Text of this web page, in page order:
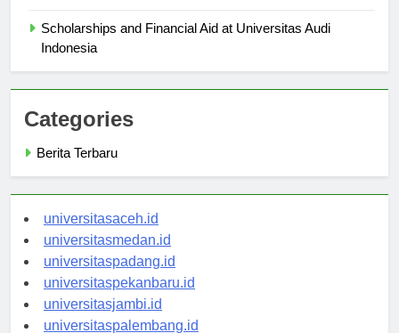
Scholarships and Financial Aid at Universitas Audi
Categories
universitasaceh.id
universitasmedan.id
universitaspadang.id
universitaspekanbaru.id
universitasjambi.id